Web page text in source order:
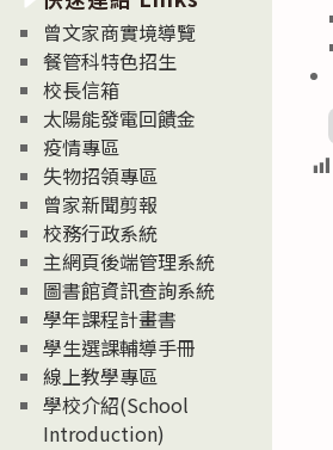
息
News
曾文家商實境導覽
餐管科特色招生
校長信箱
太陽能發電回饋金
疫情專區
失物招領專區
曾家新聞剪報
校務行政系統
主網頁後端管理系統
圖書館資訊查詢系統
學年課程計畫書
學生選課輔導手冊
線上教學專區
學校介紹(School
Introduction)